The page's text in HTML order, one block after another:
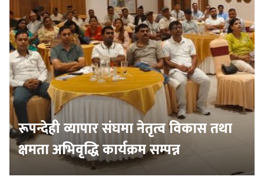
रूपन्देही व्यापार संघमा नेतृत्व विकास तथा
क्षमता अभिवृद्धि कार्यक्रम सम्पन्न